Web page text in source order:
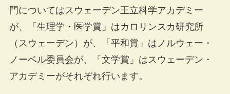
門についてはスウェーデン王立科学アカデミー
が、「生理学・医学賞」はカロリンスカ研究所
（スウェーデン）が、「平和賞」はノルウェー・
ノーベル委員会が、「文学賞」はスウェーデン・
アカデミーがそれぞれ行います。